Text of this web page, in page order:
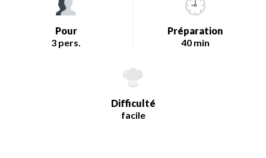
Pour
3 pers.
Préparation
40 min
Difficulté
facile